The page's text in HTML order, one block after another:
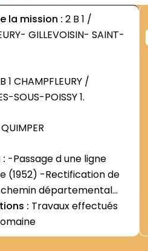
la mission : 2 B 1 /
GILLEVOISIN- SAINT-
1 CHAMPFLEURY /
SOUS-POISSY 1.
QUIMPER
(1952) -Rectification de
départemental
de la chapelle "" (1954)
: Travaux effectués